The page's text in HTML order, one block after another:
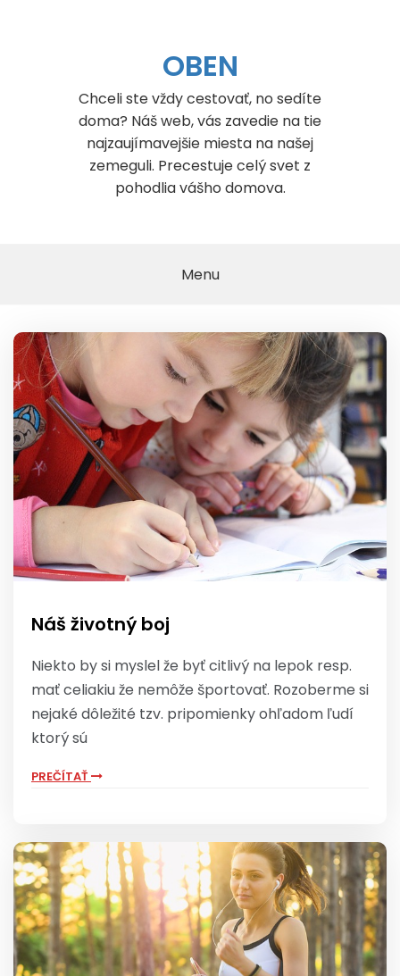
OBEN
Chceli ste vždy cestovať, no sedíte
doma? Náš web, vás zavedie na tie
najzaujímavejšie miesta na našej
zemeguli. Precestuje celý svet z
pohodlia vášho domova.
Menu
Náš životný boj
Niekto by si myslel že byť citlivý na lepok resp.
mať celiakiu že nemôže športovať. Rozoberme si
nejaké dôležité tzv. pripomienky ohľadom ľudí
ktorý sú
PREČÍTAŤ